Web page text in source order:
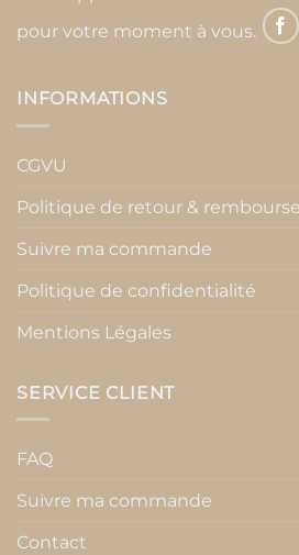
pour votre moment à vous.
INFORMATIONS
CGVU
Politique de retour &
Suivre ma commande
Politique de confidentialité
Mentions Légales
SERVICE CLIENT
FAQ
Suivre ma commande
Contact